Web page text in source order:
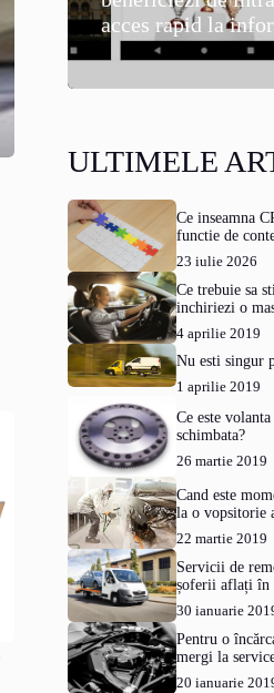
acces rapid la
ULTIMELE
Ce inseamna
functie de
23 iulie 2026
Ce trebuie sa
inchiriezi o
4 aprilie 2019
Nu esti singur
1 aprilie 2019
Ce este
schimbata?
26 martie 2019
Cand este
la o vopsitorie
22 martie 2019
Servicii de
șoferii aflați în
30 ianuarie
Pentru o
mergi la
20 ianuarie